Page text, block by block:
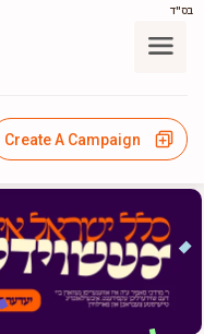
בס"ד
Create A Campaign